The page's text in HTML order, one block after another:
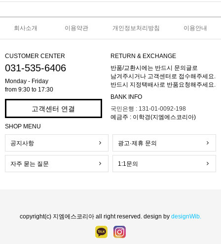
회사소개 이용약관 개인정보처리방침 이용안내
CUSTOMER CENTER
031-535-6406
Monday - Friday
from 9:30 to 17:30
고객센터 연결
RETURN & EXCHANGE
반품/교환시에는 반드시 문의글로
남겨주시거나 고객센터로 접수해주세요.
반드시 지정택배사로 반품요청해주세요.
BANK INFO
국민은행 : 131-01-0092-198
예금주 : 이학경(지엠에스코리아)
SHOP MENU
공지사항 광고·제휴 문의
자주 묻는 질문 1:1문의
copyright(c) 지엠에스코리아 all right reserved. design by designWib.